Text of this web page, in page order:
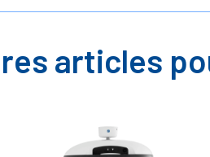
articles